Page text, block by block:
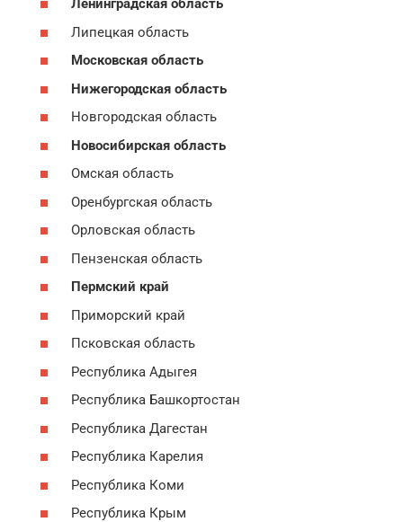
Ленинградская область
Липецкая область
Московская область
Нижегородская область
Новгородская область
Новосибирская область
Омская область
Оренбургская область
Орловская область
Пензенская область
Пермский край
Приморский край
Псковская область
Республика Адыгея
Республика Башкортостан
Республика Дагестан
Республика Карелия
Республика Коми
Республика Крым